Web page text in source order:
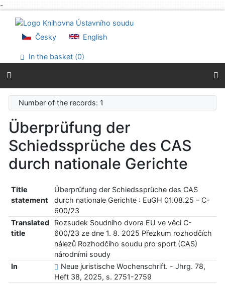
-
Go to menu
Accessibility declaration
Česky English
In the basket (0)
Number of the records: 1
Überprüfung der
Schiedssprüche des CAS
durch nationale Gerichte
Title
statement
Überprüfung der Schiedssprüche des CAS
durch nationale Gerichte : EuGH 01.08.25 – C-
600/23
Translated
title
Rozsudek Soudního dvora EU ve věci C-
600/23 ze dne 1. 8. 2025 Přezkum rozhodčích
nálezů Rozhodčího soudu pro sport (CAS)
národními soudy
In
Neue juristische Wochenschrift. - Jhrg. 78,
Heft 38, 2025, s. 2751-2759